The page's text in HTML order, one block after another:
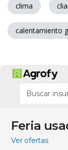
clima
calentamiento
Feria
Ver ofertas